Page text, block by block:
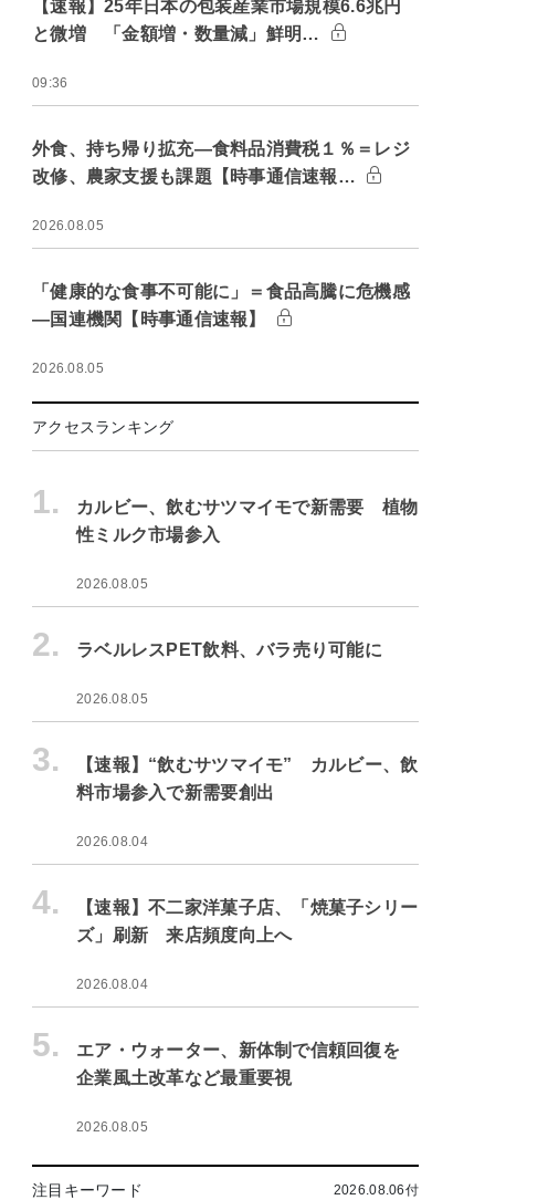
【速報】25年日本の包装産業市場規模6.6兆円
と微増 「金額増・数量減」鮮明…
09:36
外食、持ち帰り拡充―食料品消費税１％＝レジ
改修、農家支援も課題【時事通信速報…
2026.08.05
「健康的な食事不可能に」＝食品高騰に危機感
―国連機関【時事通信速報】
2026.08.05
アクセスランキング
1.
カルビー、飲むサツマイモで新需要 植物
性ミルク市場参入
2026.08.05
2. ラベルレスPET飲料、バラ売り可能に
2026.08.05
3.
【速報】“飲むサツマイモ” カルビー、飲
料市場参入で新需要創出
2026.08.04
4.
【速報】不二家洋菓子店、「焼菓子シリー
ズ」刷新 来店頻度向上へ
2026.08.04
5.
エア・ウォーター、新体制で信頼回復を
企業風土改革など最重要視
2026.08.05
注目キーワード 2026.08.06付